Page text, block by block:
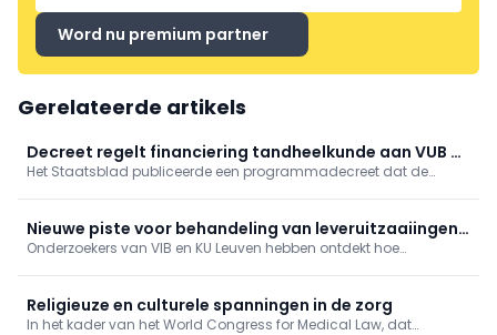
Word nu premium partner
Gerelateerde artikels
Decreet regelt financiering tandheelkunde aan VUB en
geneeskunde aan UHasselt
Het Staatsblad publiceerde een programmadecreet dat de
Nieuwe piste voor behandeling van leveruitzaaiingen
ontdekt
Onderzoekers van VIB en KU Leuven hebben ontdekt hoe
Religieuze en culturele spanningen in de zorg
In het kader van het World Congress for Medical Law, dat